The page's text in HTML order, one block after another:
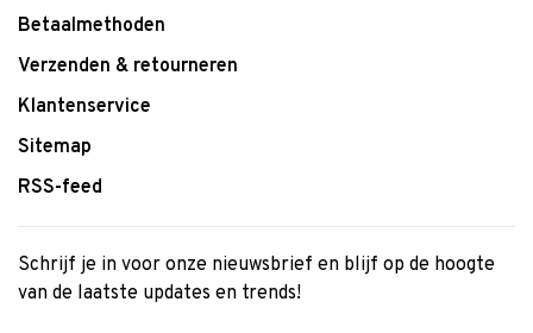
Betaalmethoden
Verzenden & retourneren
Klantenservice
Sitemap
RSS-feed
Schrijf je in voor onze nieuwsbrief en blijf op de hoogte
van de laatste updates en trends!